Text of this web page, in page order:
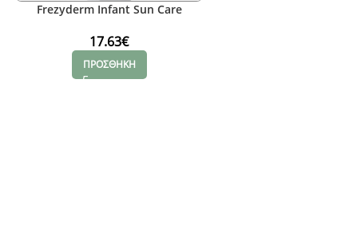
Frezyderm Infant Sun Care
17.63€
ΠΡΟΣΘΗΚΗ